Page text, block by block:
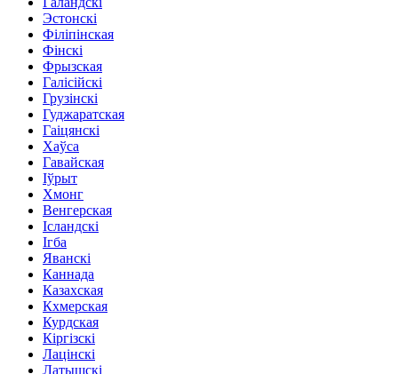
Эстонскі
Філіпінская
Фінскі
Фрызская
Галісійскі
Грузінскі
Гуджаратская
Гаіцянскі
Хаўса
Гавайская
Іўрыт
Хмонг
Венгерская
Ісландскі
Ігба
Яванскі
Каннада
Казахская
Кхмерская
Курдская
Кіргізскі
Лацінскі
Латышскі